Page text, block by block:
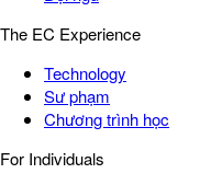
The EC Experience
Technology
Sư phạm
Chương trình học
For Individuals